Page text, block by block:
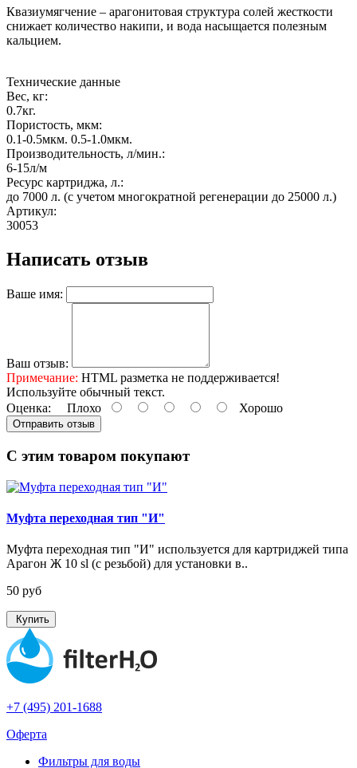
Квазиумягчение – арагонитовая структура солей жесткости
снижает количество накипи, и вода насыщается полезным
кальцием.
Технические данные
Вес, кг:
0.7кг.
Пористость, мкм:
0.1-0.5мкм. 0.5-1.0мкм.
Производительность, л/мин.:
6-15л/м
Ресурс картриджа, л.:
до 7000 л. (с учетом многократной регенерации до 25000 л.)
Артикул:
30053
Написать отзыв
Ваше имя:
Ваш отзыв:
Примечание: HTML разметка не поддерживается!
Используйте обычный текст.
Оценка: Плохо Хорошо
Отправить отзыв
С этим товаром покупают
Муфта переходная тип "И"
Муфта переходная тип "И" используется для картриджей типа
Арагон Ж 10 sl (с резьбой) для установки в..
50 руб
Купить
+7 (495) 201-1688
Оферта
Фильтры для воды